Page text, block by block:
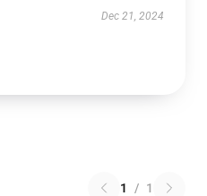
Dec 21, 2024
1 / 1